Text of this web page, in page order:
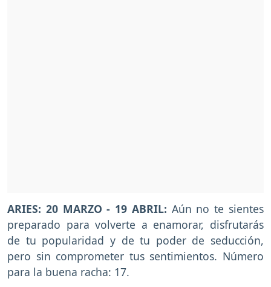
ARIES: 20 MARZO - 19 ABRIL: Aún no te sientes
preparado para volverte a enamorar, disfrutarás
de tu popularidad y de tu poder de seducción,
pero sin comprometer tus sentimientos. Número
para la buena racha: 17.